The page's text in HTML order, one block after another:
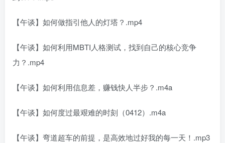
【午谈】如何做指引他人的灯塔？.mp4
【午谈】如何利用MBTI人格测试，找到自己的核心竞争
力？.mp4
【午谈】如何利用信息差，赚钱快人半步？.m4a
【午谈】如何度过最艰难的时刻（0412）.m4a
【午谈】弯道超车的前提，是高效地过好我的每一天！.mp3